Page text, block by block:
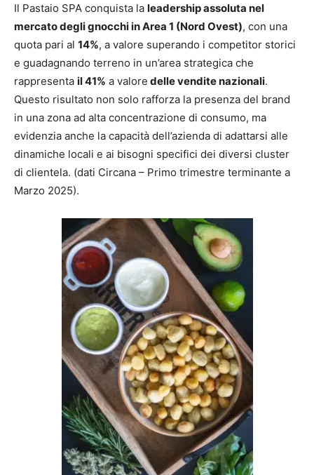
Il Pastaio SPA conquista la leadership assoluta nel
mercato degli gnocchi in Area 1 (Nord Ovest), con una
quota pari al 14%, a valore superando i competitor storici
e guadagnando terreno in un’area strategica che
rappresenta il 41% a valore delle vendite nazionali.
Questo risultato non solo rafforza la presenza del brand
in una zona ad alta concentrazione di consumo, ma
evidenzia anche la capacità dell’azienda di adattarsi alle
dinamiche locali e ai bisogni specifici dei diversi cluster
di clientela. (dati Circana – Primo trimestre terminante a
Marzo 2025).